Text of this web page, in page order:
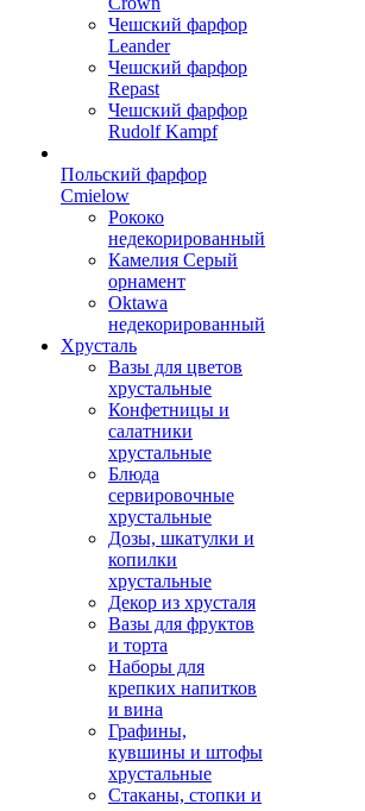
Чешский фарфор
Leander
Чешский фарфор
Repast
Чешский фарфор
Rudolf Kampf
Польский фарфор
Сmielow
Рококо
недекорированный
Камелия Серый
орнамент
Oktawa
недекорированный
Хрусталь
Вазы для цветов
хрустальные
Конфетницы и
салатники
хрустальные
Блюда
сервировочные
хрустальные
Дозы, шкатулки и
копилки
хрустальные
Декор из хрусталя
Вазы для фруктов
и торта
Наборы для
крепких напитков
и вина
Графины,
кувшины и штофы
хрустальные
Стаканы, стопки и